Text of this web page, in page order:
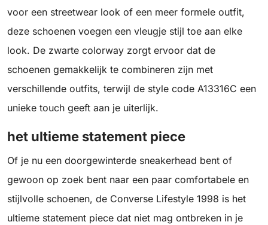
voor een streetwear look of een meer formele outfit,
deze schoenen voegen een vleugje stijl toe aan elke
look. De zwarte colorway zorgt ervoor dat de
schoenen gemakkelijk te combineren zijn met
verschillende outfits, terwijl de style code A13316C een
unieke touch geeft aan je uiterlijk.
het ultieme statement piece
Of je nu een doorgewinterde sneakerhead bent of
gewoon op zoek bent naar een paar comfortabele en
stijlvolle schoenen, de Converse Lifestyle 1998 is het
ultieme statement piece dat niet mag ontbreken in je